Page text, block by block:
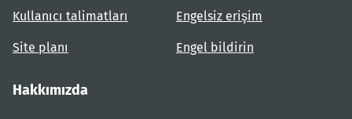
Kullanıcı talimatları
Site planı
Engelsiz erişim
Engel bildirin
Hakkımızda